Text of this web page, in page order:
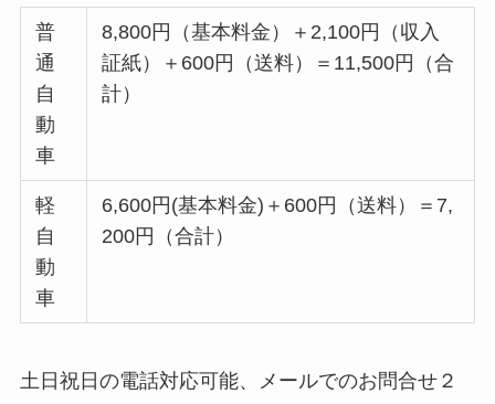
普
通
自
動
車
8,800円（基本料金）＋2,100円（収入
証紙）＋600円（送料）＝11,500円（合
計）
軽
自
動
車
6,600円(基本料金)＋600円（送料）＝7,
200円（合計）
土日祝日の電話対応可能、メールでのお問合せ２